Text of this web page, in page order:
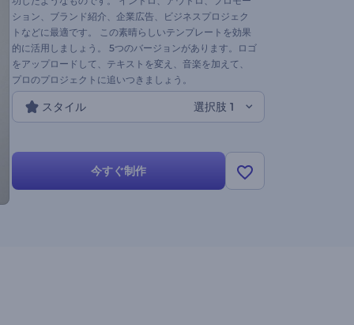
ション、ブランド紹介、企業広告、ビジネスプロジェク
トなどに最適です。 この素晴らしいテンプレートを効果
的に活用しましょう。 5つのバージョンがあります。ロゴ
をアップロードして、テキストを変え、音楽を加えて、
プロのプロジェクトに追いつきましょう。
スタイル 選択肢 1
今すぐ制作